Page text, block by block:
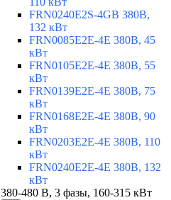
FRN0240E2S-4GB 380В,
132 кВт
FRN0085E2E-4E 380В, 45
кВт
FRN0105E2E-4E 380В, 55
кВт
FRN0139E2E-4E 380В, 75
кВт
FRN0168E2E-4E 380В, 90
кВт
FRN0203E2E-4E 380В, 110
кВт
FRN0240E2E-4E 380В, 132
кВт
380-480 В, 3 фазы, 160-315 кВт